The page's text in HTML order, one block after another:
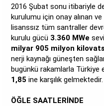
2016 Şubat sonu itibariyle
kurulumu için onay alınan
lisanssız tüm santraller
kurulu gücü 3.360 MWe
milyar 905 milyon
nerji kaynağı güneşten
bugünkü rakamlarla Türkiye
1,85 ine karşılık gelmektedir.
ÖĞLE SAATLERİNDE